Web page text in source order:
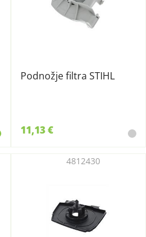
Podnožje filtra STIHL
11,13 €
4812430